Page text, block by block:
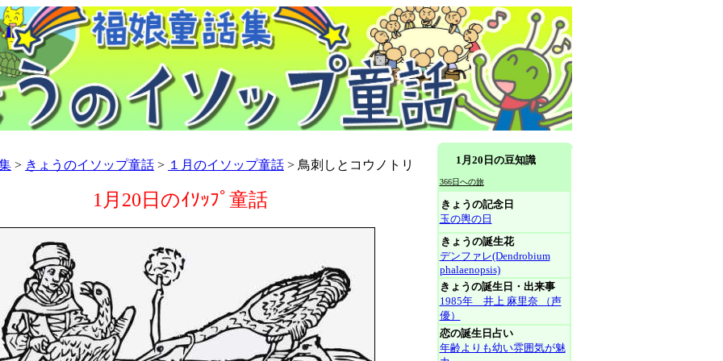
> きょうのイソップ童話 > １月のイソップ童話 > 鳥刺しとコウノトリ
1月20日のｲｿｯﾌﾟ童話
1月20日の豆知識
366日への旅
きょうの記念日
玉の輿の日
きょうの誕生花
デンファレ(Dendrobium
phalaenopsis)
きょうの誕生日・出来事
1985年 井上 麻里奈 （声
優）
恋の誕生日占い
年齢よりも幼い雰囲気が魅